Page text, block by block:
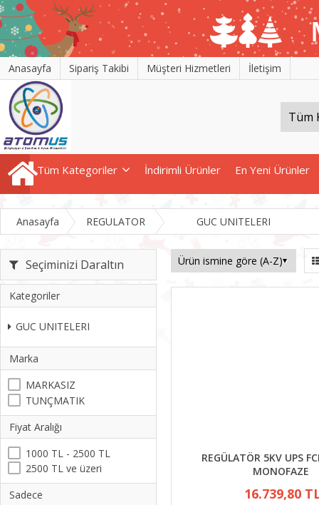
Anasayfa Sipariş Takibi Müşteri Hizmetleri İletişim
Tüm Kategoriler İndirimli Ürünler En Yeni Ürünler
Anasayfa REGULATOR GUC UNITELERI
Seçiminizi Daraltın
Kategoriler
GUC UNITELERI
Marka
MARKASIZ
TUNÇMATIK
Fiyat Aralığı
1000 TL - 2500 TL
2500 TL ve üzeri
Sadece
REGÜLATÖR 5KV UPS
MONOFAZE
16.739,80